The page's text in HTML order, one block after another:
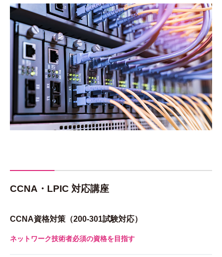
CCNA・LPIC 対応講座
CCNA資格対策（200-301試験対応）
ネットワーク技術者必須の資格を目指す